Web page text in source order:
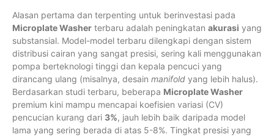
Alasan pertama dan terpenting untuk berinvestasi pada
Microplate Washer terbaru adalah peningkatan akurasi yang
substansial. Model-model terbaru dilengkapi dengan sistem
distribusi cairan yang sangat presisi, sering kali menggunakan
pompa berteknologi tinggi dan kepala pencuci yang
dirancang ulang (misalnya, desain manifold yang lebih halus).
Berdasarkan studi terbaru, beberapa Microplate Washer
premium kini mampu mencapai koefisien variasi (CV)
pencucian kurang dari 3%, jauh lebih baik daripada model
lama yang sering berada di atas 5-8%. Tingkat presisi yang